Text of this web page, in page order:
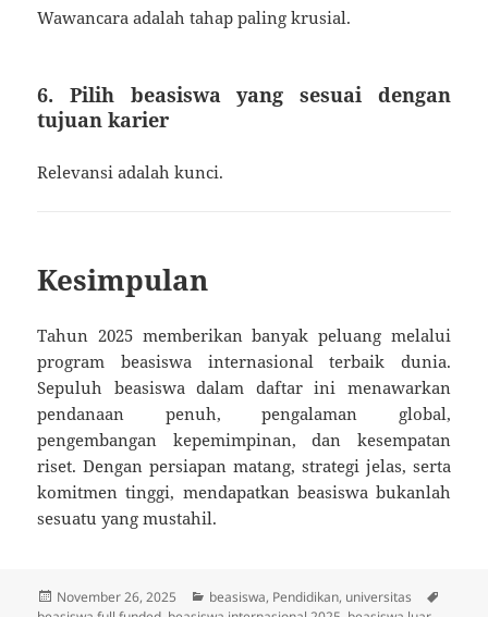
Wawancara adalah tahap paling krusial.
6. Pilih beasiswa yang sesuai dengan
tujuan karier
Relevansi adalah kunci.
Kesimpulan
Tahun 2025 memberikan banyak peluang melalui
program beasiswa internasional terbaik dunia.
Sepuluh beasiswa dalam daftar ini menawarkan
pendanaan penuh, pengalaman global,
pengembangan kepemimpinan, dan kesempatan
riset. Dengan persiapan matang, strategi jelas, serta
komitmen tinggi, mendapatkan beasiswa bukanlah
sesuatu yang mustahil.
Posted
November 26, 2025 Categories
beasiswa, Pendidikan, universitas